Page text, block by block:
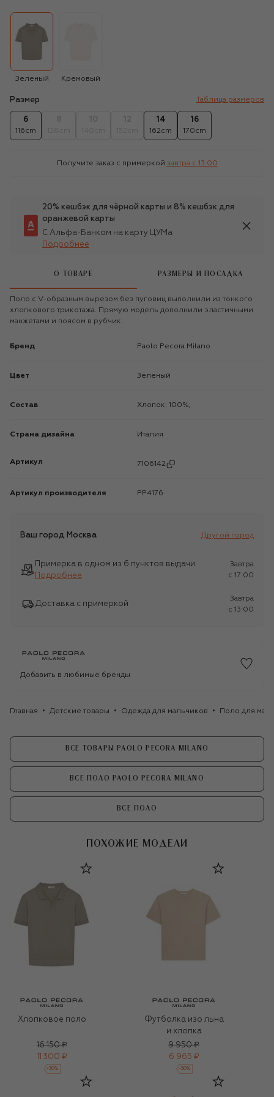
Зеленый Кремовый
Размер Таблица размеров
6
116cm
14
162cm
16
170cm
Получите заказ с примеркой завтра c 13:00
20% кешбэк для чёрной карты и 8% кешбэк для
оранжевой карты
С Альфа-Банком на карту ЦУМа
Подробнее
О ТОВАРЕ РАЗМЕРЫ И ПОСАДКА
Поло с V-образным вырезом без пуговиц выполнили из тонкого
хлопкового трикотажа. Прямую модель дополнили эластичными
манжетами и поясом в рубчик.
Бренд Paolo Pecora Milano
Цвет Зеленый
Состав Хлопок: 100%;
Страна дизайна Италия
Артикул 7106142
Артикул производителя PP4176
Ваш город Москва Другой город
Примерка в одном из 6 пунктов выдачи
Подробнее
Завтра
c 17:00
Доставка с примеркой
Завтра
c 13:00
Добавить в любимые бренды
Главная Детские товары Одежда для мальчиков Поло для
ВСЕ ТОВАРЫ PAOLO PECORA MILANO
ВСЕ ПОЛО PAOLO PECORA MILANO
ВСЕ ПОЛО
ПОХОЖИЕ МОДЕЛИ
Хлопковое поло
16 150 ₽
11 300 ₽
-30%
Футболка изо льна
и хлопка
9 950 ₽
6 965 ₽
-30%